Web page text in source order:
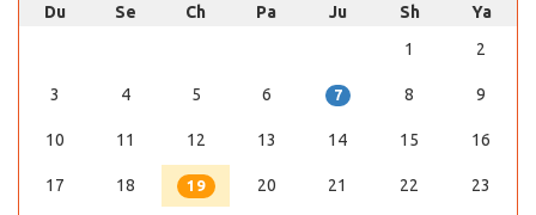
Du Se Ch Pa Ju Sh
Ya
1
2
3 4 5 6 7 8 9
10 11 12 13 14 15 16
17 18 19 20 21 22 23